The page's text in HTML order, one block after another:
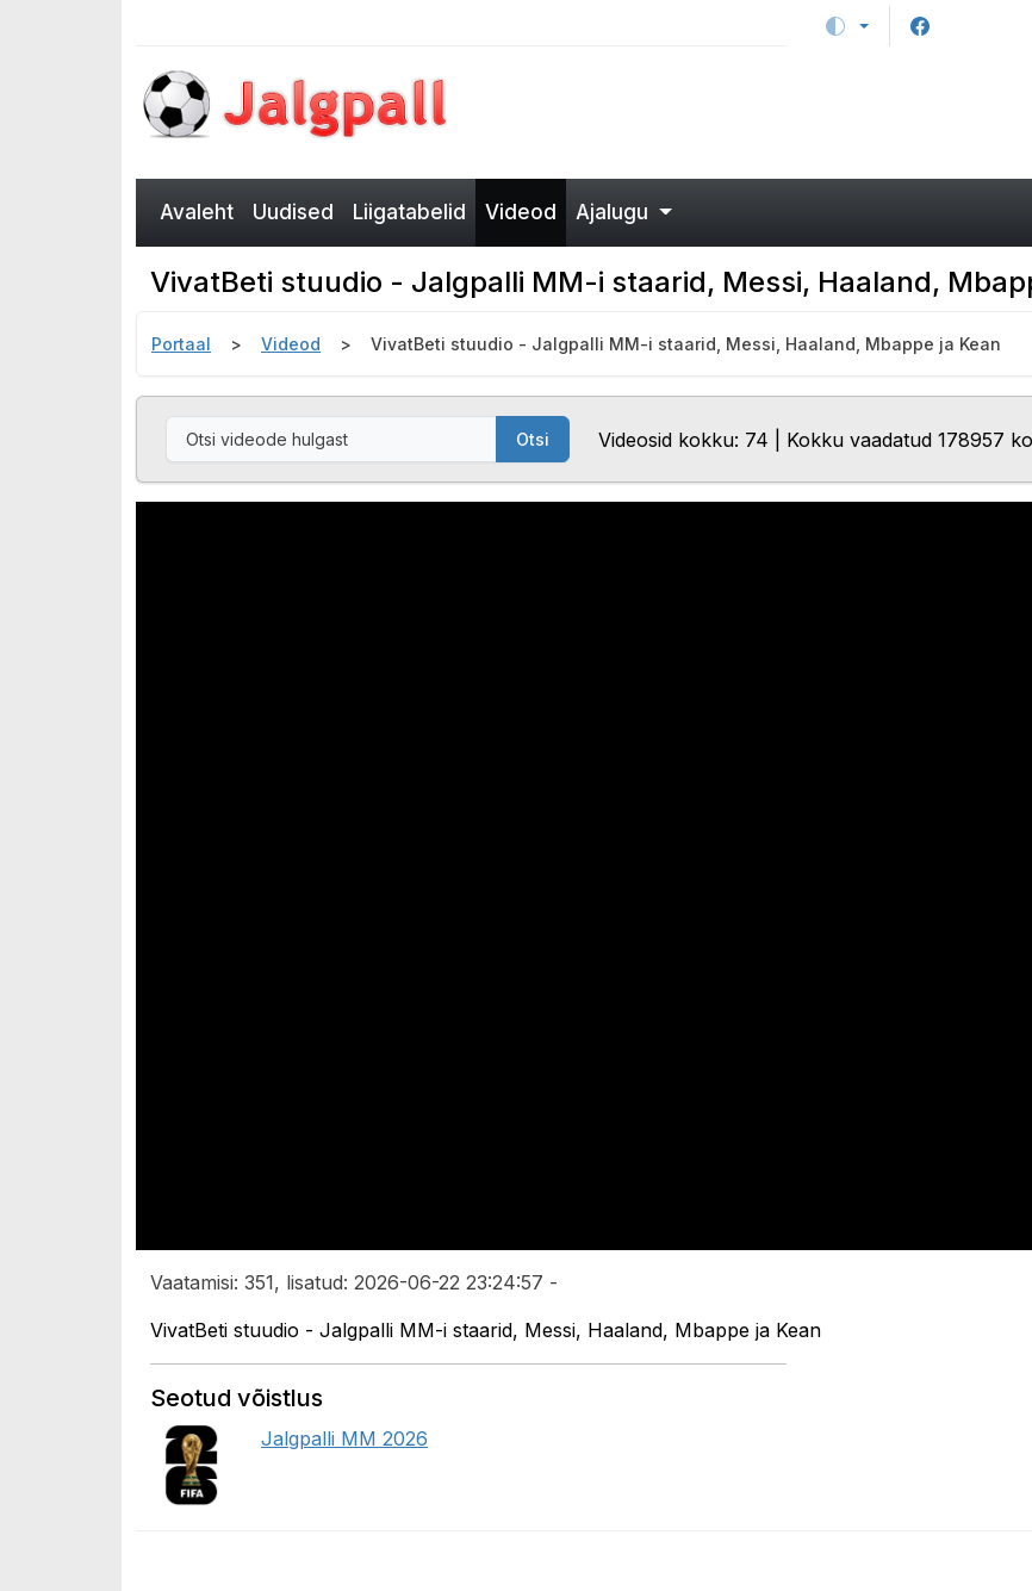
Avaleht Uudised Liigatabelid Videod Ajalugu
VivatBeti stuudio - Jalgpalli MM-i staarid, Messi, Haaland,
Portaal Videod VivatBeti stuudio - Jalgpalli MM-i staarid, Messi, Haaland, Mbappe ja Kean
Otsi Videosid kokku: 74 | Kokku vaadatud 178957
Vaatamisi: 351, lisatud: 2026-06-22 23:24:57 -
VivatBeti stuudio - Jalgpalli MM-i staarid, Messi, Haaland, Mbappe ja Kean
Seotud võistlus
Jalgpalli MM 2026